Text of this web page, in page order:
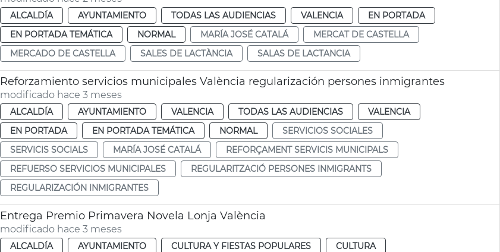
ALCALDÍA AYUNTAMIENTO TODAS LAS AUDIENCIAS VALENCIA
EN PORTADA
EN PORTADA TEMÁTICA
NORMAL MARÍA JOSÉ CATALÁ
MERCAT DE CASTELLA
MERCADO DE CASTELLA
SALES DE LACTÀNCIA SALAS DE LACTANCIA
Reforzamiento servicios municipales València regularización persones inmigrantes
modificado hace 3 meses
ALCALDÍA AYUNTAMIENTO VALENCIA TODAS LAS AUDIENCIAS
VALENCIA
EN PORTADA
EN PORTADA TEMÁTICA NORMAL
SERVICIOS SOCIALES
SERVICIS SOCIALS
MARÍA JOSÉ CATALÁ
REFORÇAMENT SERVICIS MUNICIPALS
REFUERSO SERVICIOS MUNICIPALES
REGULARITZACIÓ PERSONES INMIGRANTS
REGULARIZACIÓN INMIGRANTES
Entrega Premio Primavera Novela Lonja València
modificado hace 3 meses
ALCALDÍA AYUNTAMIENTO CULTURA Y FIESTAS POPULARES
CULTURA